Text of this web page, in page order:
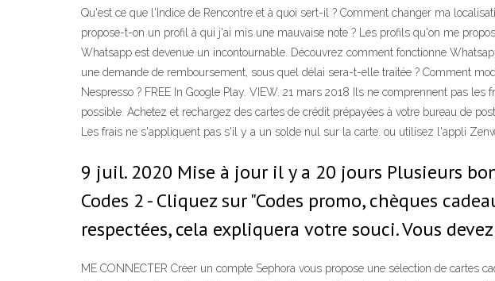
Qu'est ce que l'Indice de Rencontre et à quoi sert-il ? Comment changer ma
propose-t-on un profil à qui j'ai mis une mauvaise note ? Les profils qu'on me
Whatsapp est devenue un incontournable. Découvrez comment fonctionne
une demande de remboursement, sous quel délai sera-t-elle traitée ? Comment
Nespresso ? FREE In Google Play. VIEW. 21 mars 2018 Ils ne comprennent pas
possible. Achetez et rechargez des cartes de crédit prépayées à votre bureau de
Les frais ne s'appliquent pas s'il y a un solde nul sur la carte. ou utilisez l'appli
9 juil. 2020 Mise à jour il y a 20 jours Plusieurs
Codes 2 - Cliquez sur "Codes promo, chèques
respectées, cela expliquera votre souci. Vous
ME CONNECTER Créer un compte Sephora vous propose une sélection de cartes